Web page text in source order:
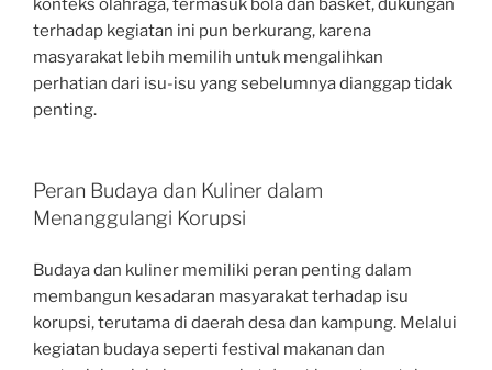
konteks olahraga, termasuk bola dan basket, dukungan
terhadap kegiatan ini pun berkurang, karena
masyarakat lebih memilih untuk mengalihkan
perhatian dari isu-isu yang sebelumnya dianggap tidak
penting.
Peran Budaya dan Kuliner dalam
Menanggulangi Korupsi
Budaya dan kuliner memiliki peran penting dalam
membangun kesadaran masyarakat terhadap isu
korupsi, terutama di daerah desa dan kampung. Melalui
kegiatan budaya seperti festival makanan dan